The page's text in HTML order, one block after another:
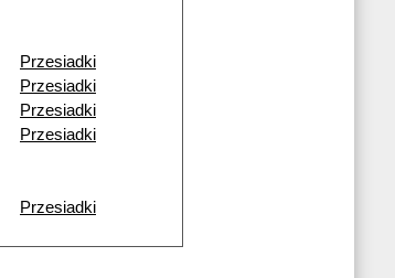
Przesiadki
Przesiadki
Przesiadki
Przesiadki
Przesiadki